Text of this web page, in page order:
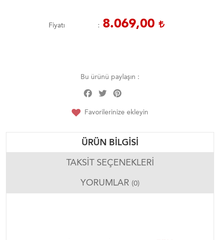
Fiyatı 8.069,00
Bu ürünü paylaşın :
Facebook
Twitter
Favorilerinize ekleyin
ÜRÜN BILGISI
TAKSIT SEÇENEKLERI
YORUMLAR (0)